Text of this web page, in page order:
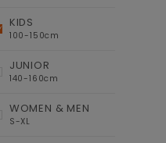
KIDS
100-150cm
JUNIOR
140-160cm
WOMEN & MEN
S-XL